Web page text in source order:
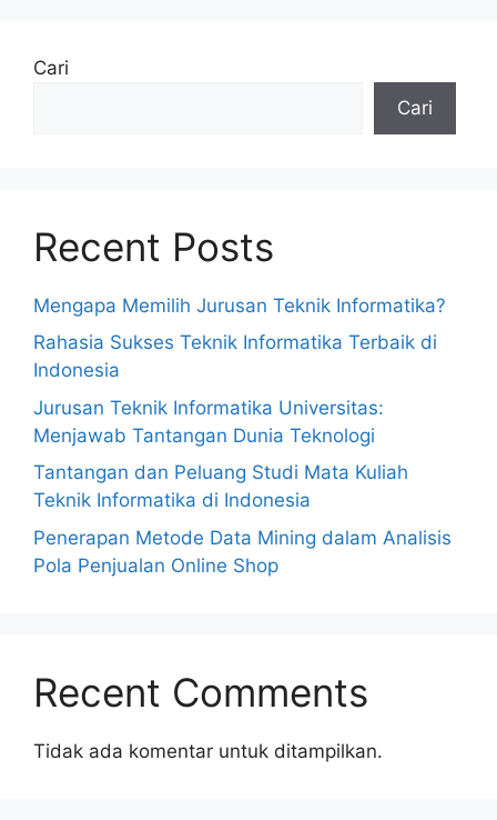
Cari
Cari
Recent Posts
Mengapa Memilih Jurusan Teknik Informatika?
Rahasia Sukses Teknik Informatika Terbaik di
Indonesia
Jurusan Teknik Informatika Universitas:
Menjawab Tantangan Dunia Teknologi
Tantangan dan Peluang Studi Mata Kuliah
Teknik Informatika di Indonesia
Penerapan Metode Data Mining dalam Analisis
Pola Penjualan Online Shop
Recent Comments
Tidak ada komentar untuk ditampilkan.